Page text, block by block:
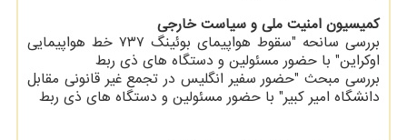
كمیسیون امنیت ملی و سیاست خارجی
بررسی سانحه "سقوط هواپیمای بوئینگ ۷۳۷ خط هواپیمایی
اوكراین" با حضور مسئولین و دستگاه های ذی ربط
بررسی مبحث "حضور سفیر انگلیس در تجمع غیر قانونی مقابل
دانشگاه امیر كبیر" با حضور مسئولین و دستگاه های ذی ربط